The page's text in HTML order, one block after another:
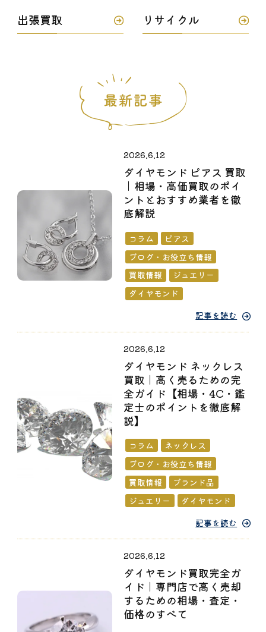
出張買取 リサイクル
2026.6.12
ダイヤモンド ピアス 買取
｜相場・高価買取のポイ
ントとおすすめ業者を徹
底解説
コラム
ピアス
ブログ・お役立ち情報
買取情報
ジュエリー
ダイヤモンド
記事を読む
2026.6.12
ダイヤモンド ネックレス
買取｜高く売るための完
全ガイド【相場・4C・鑑
定士のポイントを徹底解
説】
コラム
ネックレス
ブログ・お役立ち情報
買取情報
ブランド品
ジュエリー
ダイヤモンド
記事を読む
2026.6.12
ダイヤモンド買取完全ガ
イド｜専門店で高く売却
するための相場・査定・
価格のすべて